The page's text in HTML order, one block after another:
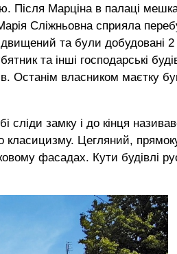
Марціна в палаці
Сліжньовна сприяла
та були добудовані 2
та інші господарські
Останім власником маєтку
замку і до кінця
Цегляний,
фасадах. Кути будівлі